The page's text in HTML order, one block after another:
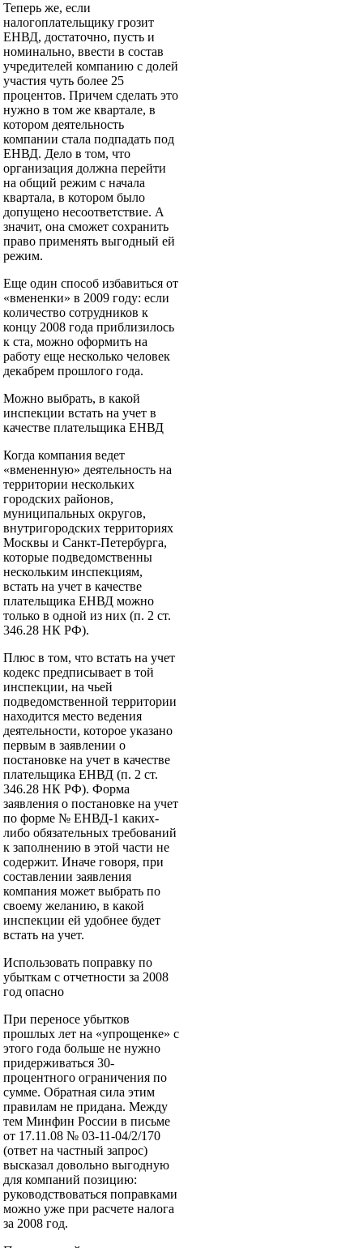
Теперь же, если
налогоплательщику грозит
ЕНВД, достаточно, пусть и
номинально, ввести в состав
учредителей компанию с долей
участия чуть более 25
процентов. Причем сделать это
нужно в том же квартале, в
котором деятельность
компании стала подпадать под
ЕНВД. Дело в том, что
организация должна перейти
на общий режим с начала
квартала, в котором было
допущено несоответствие. А
значит, она сможет сохранить
право применять выгодный ей
режим.
Еще один способ избавиться от
«вмененки» в 2009 году: если
количество сотрудников к
концу 2008 года приблизилось
к ста, можно оформить на
работу еще несколько человек
декабрем прош­лого года.
Можно выбрать, в какой
инспекции встать на учет в
качестве плательщика ЕНВД
Когда компания ведет
«вмененную» деятельность на
территории нескольких
городских районов,
муниципальных округов,
внутригородских территориях
Москвы и Санкт-Петербурга,
которые подведомственны
нескольким инспекциям,
встать на учет в качестве
плательщика ЕНВД можно
только в одной из них (п. 2 ст.
346.28 НК РФ).
Плюс в том, что встать на учет
кодекс предписывает в той
инспекции, на чьей
подведомственной территории
находится место ведения
деятельности, которое указано
первым в заявлении о
постановке на учет в качестве
плательщика ЕНВД (п. 2 ст.
346.28 НК РФ). Форма
заявления о постановке на учет
по форме № ЕНВД-1 каких-
либо обязательных требований
к заполнению в этой части не
содержит. Иначе говоря, при
составлении заявления
компания может выбрать по
своему желанию, в какой
инспекции ей удобнее будет
встать на учет.
Использовать поправку по
убыткам с отчетности за 2008
год опасно
При переносе убытков
прошлых лет на «упрощенке» с
этого года больше не нужно
придерживаться 30-
процентного ограничения по
сумме. Обратная сила этим
правилам не придана. Между
тем Минфин России в письме
от 17.11.08 № 03-11-04/2/170
(ответ на частный запрос)
высказал довольно выгодную
для компаний позицию:
руководствоваться по­правками
можно уже при расчете налога
за 2008 год.